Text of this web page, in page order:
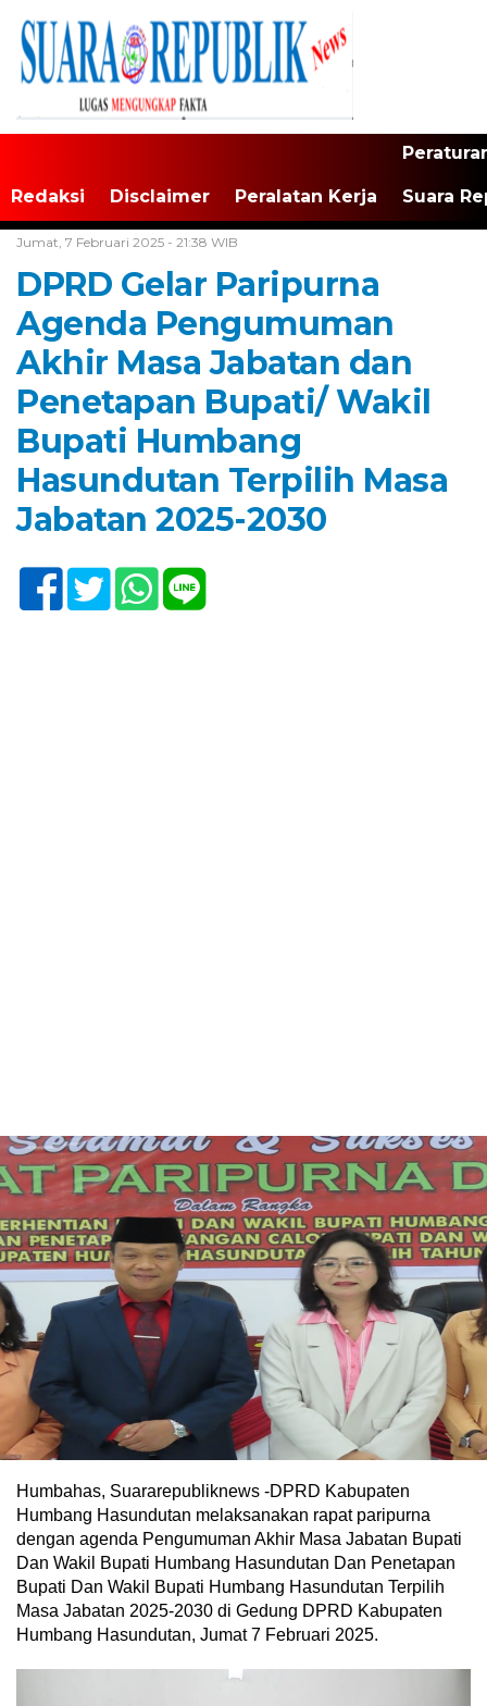
Redaksi Disclaimer Peralatan Kerja Suara
Jumat, 7 Februari 2025 - 21:38 WIB
DPRD Gelar Paripurna
Agenda Pengumuman
Akhir Masa Jabatan dan
Penetapan Bupati/ Wakil
Bupati Humbang
Hasundutan Terpilih Masa
Jabatan 2025-2030
Humbahas, Suararepubliknews -DPRD Kabupaten
Humbang Hasundutan melaksanakan rapat paripurna
dengan agenda Pengumuman Akhir Masa Jabatan Bupati
Dan Wakil Bupati Humbang Hasundutan Dan Penetapan
Bupati Dan Wakil Bupati Humbang Hasundutan Terpilih
Masa Jabatan 2025-2030 di Gedung DPRD Kabupaten
Humbang Hasundutan, Jumat 7 Februari 2025.